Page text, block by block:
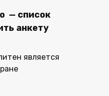
— список
анкету
является